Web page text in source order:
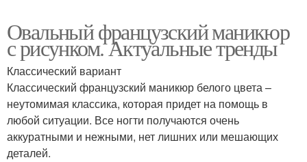
Овальный французский маникюр
с рисунком. Актуальные тренды
Классический вариант
Классический французский маникюр белого цвета –
неутомимая классика, которая придет на помощь в
любой ситуации. Все ногти получаются очень
аккуратными и нежными, нет лишних или мешающих
деталей.